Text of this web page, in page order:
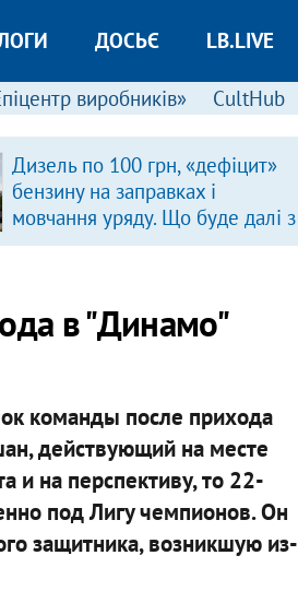
ДОСЬЄ LB.LIVE
виробників» CultHub
Дизель по 100 грн, «дефіцит»
бензину на заправках і
мовчання уряду. Що буде далі з
цінами на пальне?
в "Динамо"
команды после прихода
действующий на месте
и на перспективу, то 22-
под Лигу чемпионов. Он
защитника, возникшую из-